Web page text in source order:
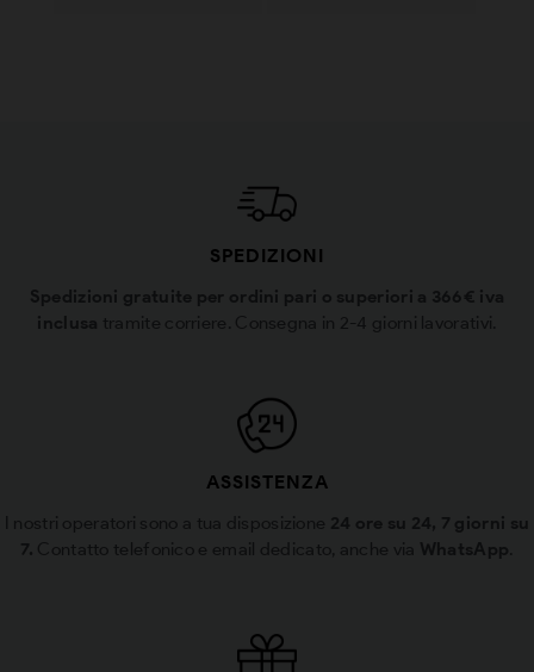
SPEDIZIONI
Spedizioni gratuite per ordini pari o superiori a 366€ iva
inclusa tramite corriere. Consegna in 2-4 giorni lavorativi.
ASSISTENZA
I nostri operatori sono a tua disposizione 24 ore su 24, 7 giorni su
7. Contatto telefonico e email dedicato, anche via WhatsApp